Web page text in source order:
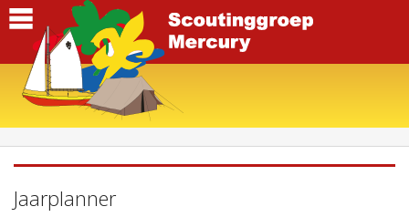
Jaarplanner